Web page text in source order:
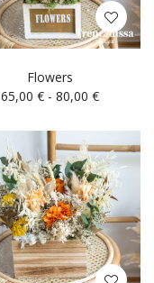
Flowers
65,00 € - 80,00 €